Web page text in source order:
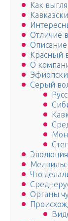
Как
Отличие
Описание
Красный
О
Серый
Что
Органы